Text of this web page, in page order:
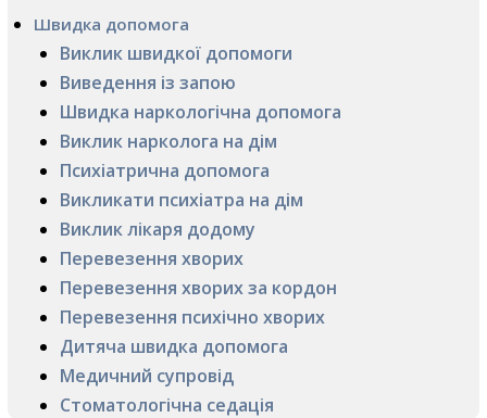
Швидка допомога
Виклик швидкої допомоги
Виведення із запою
Швидка наркологічна допомога
Виклик нарколога на дім
Психіатрична допомога
Викликати психіатра на дім
Виклик лікаря додому
Перевезення хворих
Перевезення хворих за кордон
Перевезення психічно хворих
Дитяча швидка допомога
Медичний супровід
Стоматологічна седація